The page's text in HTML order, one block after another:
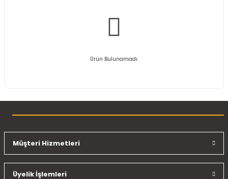
Ürün Bulunamadı.
Müşteri Hizmetleri
Üyelik İşlemleri